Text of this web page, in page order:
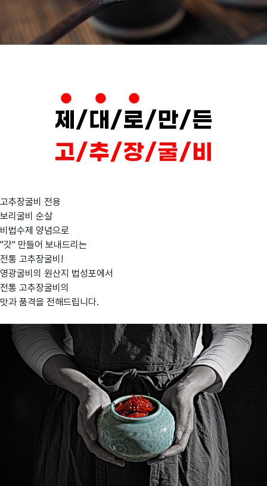
고추장굴비 전용
보리굴비 순살
비법수제 양념으로
"갓" 만들어 보내드리는
전통 고추장굴비!
영광굴비의 원산지 법성포에서
전통 고추장굴비의
맛과 품격을 전해드립니다.